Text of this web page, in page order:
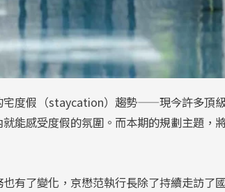
宅度假（staycation）趨勢——現今許多頂
能感受度假的氛圍。而本期的規劃主題，
有了變化，京懋范執行長除了持續走訪了